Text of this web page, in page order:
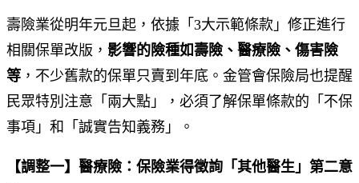
壽險業從明年元旦起，依據「3大示範條款」修正進行
相關保單改版， 影響的險種如壽險、醫療險、傷害險
等 ，不少舊款的保單只賣到年底。金管會保險局也提醒
民眾特別注意「兩大點」，必須了解保單條款的「不保
事項」和「誠實告知義務」。
【調整一】醫療險：保險業得徵詢「其他醫生」第二意